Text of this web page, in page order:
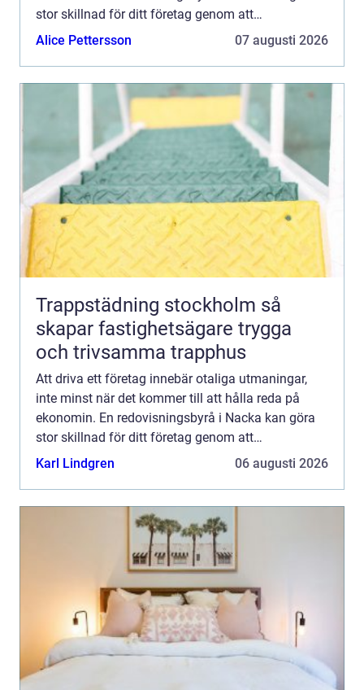
stor skillnad för ditt företag genom att
säkerst&au...
Alice Pettersson 07 augusti 2026
Trappstädning stockholm så
skapar fastighetsägare trygga
och trivsamma trapphus
Att driva ett företag innebär otaliga utmaningar,
inte minst när det kommer till att hålla reda på
ekonomin. En redovisningsbyrå i Nacka kan göra
stor skillnad för ditt företag genom att
säkerst&au...
Karl Lindgren 06 augusti 2026